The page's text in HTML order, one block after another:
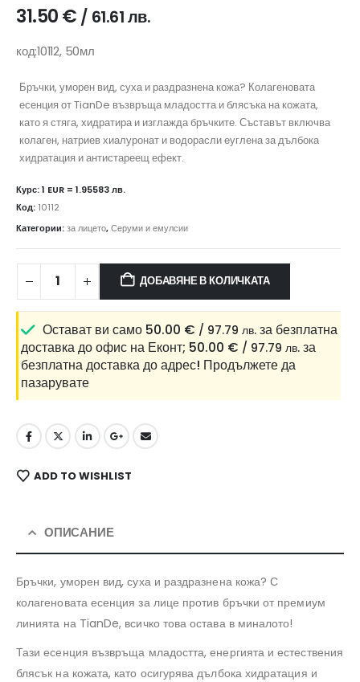
31.50€ / 61.61 лв.
код:10112, 50мл
Бръчки, уморен вид, суха и раздразнена кожа? Колагеновата
есенция от TianDe възвръща младостта и блясъка на кожата,
като я стяга, хидратира и изглажда бръчките. Съставът включва
колаген, натриев хиалуронат и водорасли еуглена за дълбока
хидратация и антистареещ ефект.
Курс: 1 EUR = 1.95583 лв.
Код: 10112
Категории:за лицето,Серуми и емулсии
ДОБАВЯНЕ В КОЛИЧКАТА
Остават ви само 50.00 € / 97.79 лв. за безплатна
доставка до офис на Еконт; 50.00 € / 97.79 лв. за
безплатна доставка до адрес! Продължете да
пазарувате
ADD TO WISHLIST
ОПИСАНИЕ
Бръчки, уморен вид, суха и раздразнена кожа? С
колагеновата есенция за лице против бръчки от премиум
линията на TianDe, всичко това остава в миналото!
Тази есенция възвръща младостта, енергията и естествения
блясък на кожата, като осигурява дълбока хидратация и